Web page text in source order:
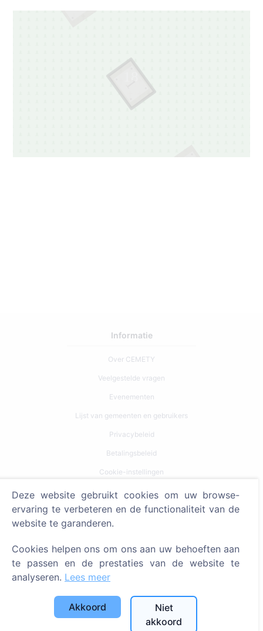
Informatie
Over CEMETY
Veelgestelde vragen
Evenementen
Lijst van gemeenten en gebruikers
Privacybeleid
Betalingsbeleid
Cookie-instellingen
Zoeken
Zoeken naar overledenen
Diensten
Contacten
SIA "CEMETY", LV40103618951
Deze website gebruikt cookies om uw browse-
ervaring te verbeteren en de functionaliteit van de
website te garanderen.
Cookies helpen ons om ons aan uw behoeften aan
te passen en de prestaties van de website te
analyseren. Lees meer
Akkoord
Niet
akkoord